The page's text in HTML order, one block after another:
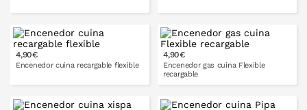
A LA CISTELLA A LA CISTELLA
4,90€
Encenedor cuina recargable flexible
4,90€
Encenedor gas cuina Flexible
recargable